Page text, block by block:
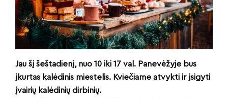
Jau šį šeštadienį, nuo 10 iki 17 val. Panevėžyje bus
įkurtas kalėdinis miestelis. Kviečiame atvykti ir įsigyti
įvairių kalėdinių dirbinių.